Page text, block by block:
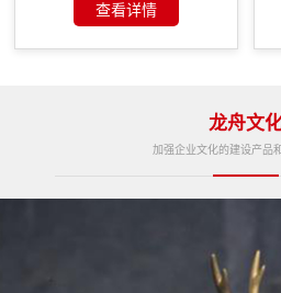
查看详情
龙舟文
加强企业文化的建设产品